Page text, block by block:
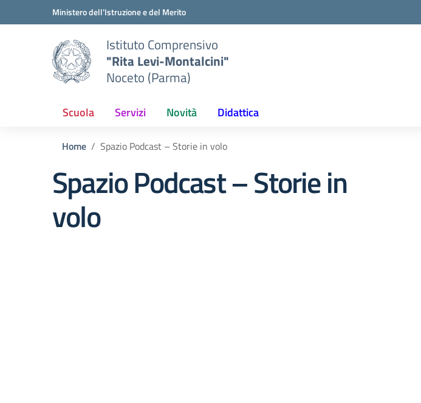
Vai ai contenuti
Vai al menu di navigazioneMinistero dell'Istruzione e del Merito
Istituto Comprensivo
"Rita Levi-Montalcini"
Noceto (Parma)
Scuola Servizi Novità Didattica
Home Spazio Podcast – Storie in volo
Spazio Podcast – Storie in
volo